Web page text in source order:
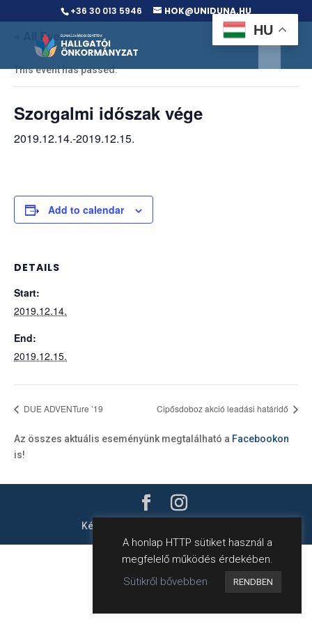
+36 30 013 5946 HOK@UNIDUNA.HU
« All Events
This event has passed.
Szorgalmi időszak vége
2019.12.14.-2019.12.15.
Add to calendar
DETAILS
Start:
2019.12.14.
End:
2019.12.15.
DUE ADVENTure ’19 Cipősdoboz akció leadási határidő
Az összes aktuális eseményünk megtalálható a Facebookon
is!
Készítette:
A honlap HTTP sütiket használ a
megfelelő működés érdekében.
Sütikről bővebben
RENDBEN
HU